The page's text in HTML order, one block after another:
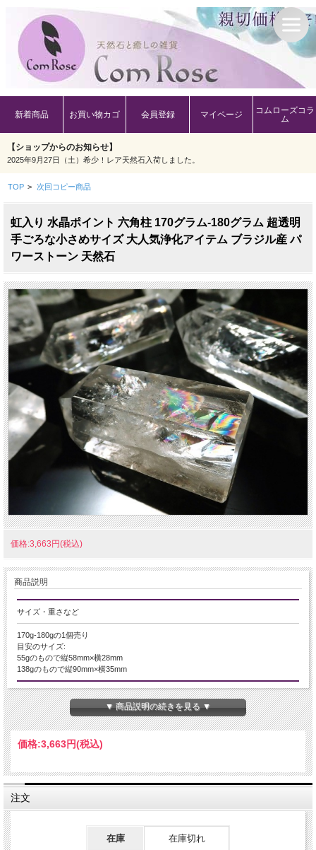
新着商品 お買い物カゴ 会員登録 マイページ
コムローズコラ
ム
【ショップからのお知らせ】
2025年9月27日（土）希少！レア天然石入荷しました。
TOP > 次回コピー商品
虹入り 水晶ポイント 六角柱 170グラム-180グラム 超透明
手ごろな小さめサイズ 大人気浄化アイテム ブラジル産 パ
ワーストーン 天然石
価格:3,663円(税込)
商品説明
サイズ・重さなど
170g-180gの1個売り
目安のサイズ:
55gのもので縦58mm×横28mm
138gのもので縦90mm×横35mm
産地・原産国
ブラジル産
グレードなど
名称など
水晶
▼ 商品説明の続きを見る ▼
価格:3,663円(税込)
注文
在庫 在庫切れ